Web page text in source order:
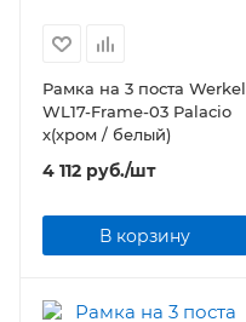
Рамка на 3 поста Werkel
WL17-Frame-03 Palacio
х(хром / белый)
4 112 руб./шт
В корзину